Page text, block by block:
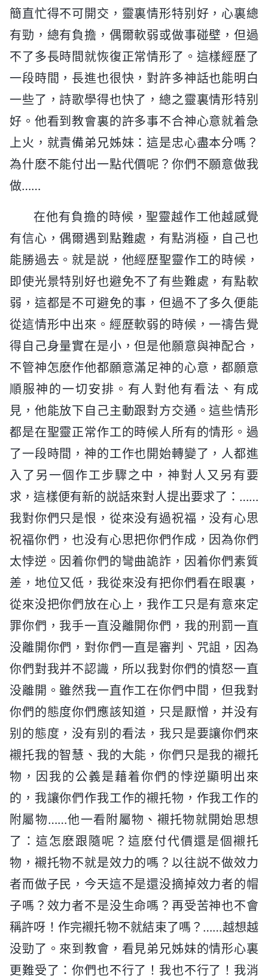
簡直忙得不可開交，靈裏情形特别好，心裏總
有勁，總有負擔，偶爾軟弱或做事碰壁，但過
不了多長時間就恢復正常情形了。這樣經歷了
一段時間，長進也很快，對許多神話也能明白
一些了，詩歌學得也快了，總之靈裏情形特别
好。他看到教會裏的許多事不合神心意就着急
上火，就責備弟兄姊妹：這是忠心盡本分嗎？
為什麽不能付出一點代價呢？你們不願意做我
做……
在他有負擔的時候，聖靈越作工他越感覺
有信心，偶爾遇到點難處，有點消極，自己也
能勝過去。就是説，他經歷聖靈作工的時候，
即使光景特别好也避免不了有些難處，有點軟
弱，這都是不可避免的事，但過不了多久便能
從這情形中出來。經歷軟弱的時候，一禱告覺
得自己身量實在是小，但是他願意與神配合，
不管神怎麽作他都願意滿足神的心意，都願意
順服神的一切安排。有人對他有看法、有成
見，他能放下自己主動跟對方交通。這些情形
都是在聖靈正常作工的時候人所有的情形。過
了一段時間，神的工作也開始轉變了，人都進
入了另一個作工步驟之中，神對人又另有要
求，這樣便有新的説話來對人提出要求了：……
我對你們只是恨，從來没有過祝福，没有心思
祝福你們，也没有心思把你們作成，因為你們
太悖逆。因着你們的彎曲詭詐，因着你們素質
差，地位又低，我從來没有把你們看在眼裏，
從來没把你們放在心上，我作工只是有意來定
罪你們，我手一直没離開你們，我的刑罰一直
没離開你們，對你們一直是審判、咒詛，因為
你們對我并不認識，所以我對你們的憤怒一直
没離開。雖然我一直作工在你們中間，但我對
你們的態度你們應該知道，只是厭憎，并没有
别的態度，没有别的看法，我只是要讓你們來
襯托我的智慧、我的大能，你們只是我的襯托
物，因我的公義是藉着你們的悖逆顯明出來
的，我讓你們作我工作的襯托物，作我工作的
附屬物……他一看附屬物、襯托物就開始思想
了：這怎麽跟隨呢？這麽付代價還是個襯托
物，襯托物不就是效力的嗎？以往説不做效力
者而做子民，今天這不是還没摘掉效力者的帽
子嗎？效力者不是没生命嗎？再受苦神也不會
稱許呀！作完襯托物不就結束了嗎？……越想越
没勁了。來到教會，看見弟兄姊妹的情形心裏
更難受了：你們也不行了！我也不行了！我消